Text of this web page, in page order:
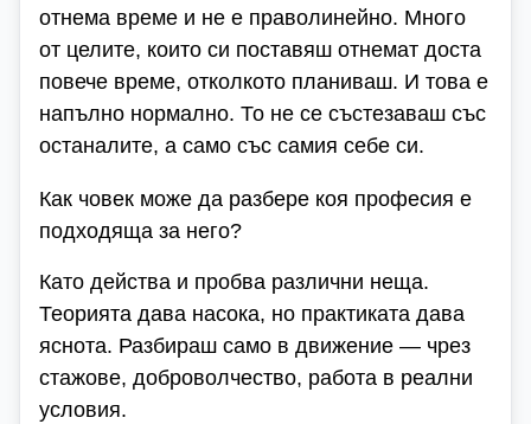
отнема време и не е праволинейно. Много
от целите, които си поставяш отнемат доста
повече време, отколкото планиваш. И това е
напълно нормално. То не се състезаваш със
останалите, а само със самия себе си.
Как човек може да разбере коя професия е
подходяща за него?
Като действа и пробва различни неща.
Теорията дава насока, но практиката дава
яснота. Разбираш само в движение — чрез
стажове, доброволчество, работа в реални
условия.